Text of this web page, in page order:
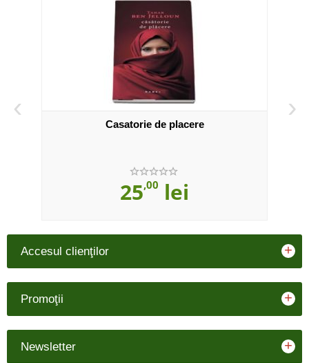
‹
Casatorie de placere
25,00 lei
›
Accesul clienţilor +
Promoţii +
Newsletter +